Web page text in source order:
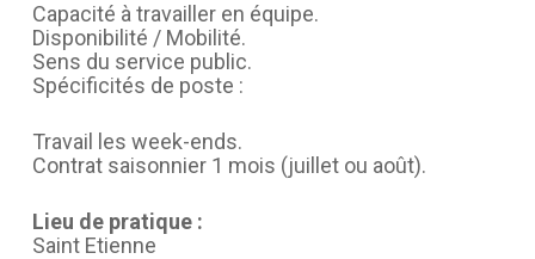
Capacité à travailler en équipe.
Disponibilité / Mobilité.
Sens du service public.
Spécificités de poste :
Travail les week-ends.
Contrat saisonnier 1 mois (juillet ou août).
Lieu de pratique :
Saint Etienne